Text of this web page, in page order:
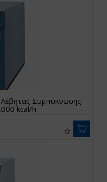
Συμπύκνωσης
kcal/h